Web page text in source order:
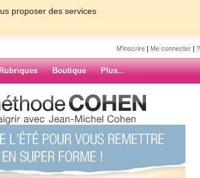
proposer des services
M'inscrire | Me connecter |
Boutique Plus...